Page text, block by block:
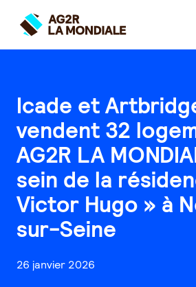
Icade et
vendent 32
AG2R LA
sein de la
Victor Hugo » à
sur-Seine
26 janvier 2026